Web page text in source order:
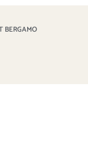
BERGAMO